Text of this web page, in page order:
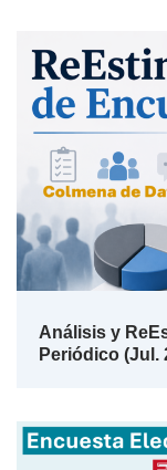
Análisis y
Periódico (Jul.